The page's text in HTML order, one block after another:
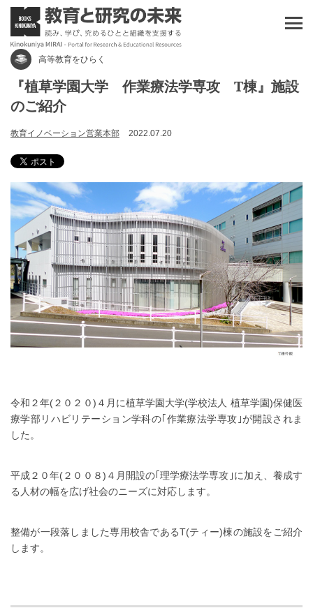
高等教育をひらく
『植草学園大学 作業療法学専攻 T棟』施設
のご紹介
教育イノベーション営業本部 2022.07.20
令和２年(２０２０)４月に植草学園大学(学校法人 植草学園)保健医
療学部リハビリテーション学科の｢作業療法学専攻｣が開設されま
した。
平成２０年(２００８)４月開設の｢理学療法学専攻｣に加え、養成す
る人材の幅を広げ社会のニーズに対応します。
整備が一段落しました専用校舎であるT(ティー)棟の施設をご紹介
します。